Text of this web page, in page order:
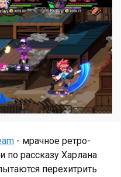
- мрачное ретро-
рассказу Харлана
перехитрить